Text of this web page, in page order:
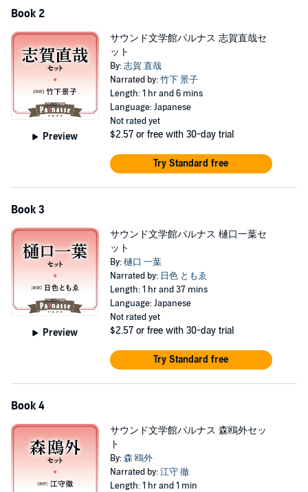
Book 2
Preview
サウンド文学館パルナス 志賀直哉セ
ット
By:志賀 直哉
Narrated by:竹下 景子
Length: 1 hr and 6 mins
Language: Japanese
Not rated yet
$2.57 or free with 30-day trial
Try Standard free
Book 3
Preview
サウンド文学館パルナス 樋口一葉セ
ット
By:樋口 一葉
Narrated by: 日色 ともゑ
Length: 1 hr and 37 mins
Language: Japanese
Not rated yet
$2.57 or free with 30-day trial
Try Standard free
Book 4
サウンド文学館パルナス 森鴎外セッ
ト
By:森 鴎外
Narrated by:江守 徹
Length: 1 hr and 1 min